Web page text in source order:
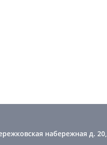
набережная д. 20,